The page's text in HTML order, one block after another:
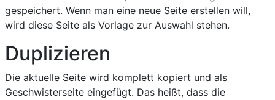
gespeichert. Wenn man eine neue Seite erstellen will,
wird diese Seite als Vorlage zur Auswahl stehen.
Duplizieren
Die aktuelle Seite wird komplett kopiert und als
Geschwisterseite eingefügt. Das heißt, dass die